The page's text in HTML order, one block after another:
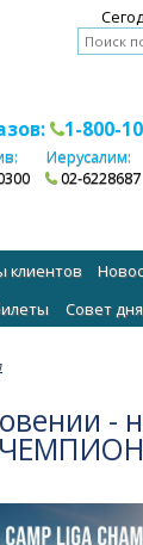
1-800-
Иерусалим:
02-6228687
клиентов
Cовет дня
-